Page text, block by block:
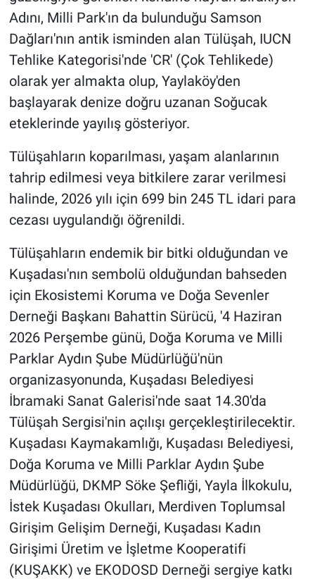
Adını, Milli Park'ın da bulunduğu Samson
Dağları'nın antik isminden alan Tülüşah, IUCN
Tehlike Kategorisi'nde 'CR' (Çok Tehlikede)
olarak yer almakta olup, Yaylaköy'den
başlayarak denize doğru uzanan Soğucak
eteklerinde yayılış gösteriyor.
Tülüşahların koparılması, yaşam alanlarının
tahrip edilmesi veya bitkilere zarar verilmesi
halinde, 2026 yılı için 699 bin 245 TL idari para
cezası uygulandığı öğrenildi.
Tülüşahların endemik bir bitki olduğundan ve
Kuşadası'nın sembolü olduğundan bahseden
için Ekosistemi Koruma ve Doğa Sevenler
Derneği Başkanı Bahattin Sürücü, '4 Haziran
2026 Perşembe günü, Doğa Koruma ve Milli
Parklar Aydın Şube Müdürlüğü'nün
organizasyonunda, Kuşadası Belediyesi
İbramaki Sanat Galerisi'nde saat 14.30'da
Tülüşah Sergisi'nin açılışı gerçekleştirilecektir.
Kuşadası Kaymakamlığı, Kuşadası Belediyesi,
Doğa Koruma ve Milli Parklar Aydın Şube
Müdürlüğü, DKMP Söke Şefliği, Yayla İlkokulu,
İstek Kuşadası Okulları, Merdiven Toplumsal
Girişim Gelişim Derneği, Kuşadası Kadın
Girişimi Üretim ve İşletme Kooperatifi
(KUŞAKK) ve EKODOSD Derneği sergiye katkı